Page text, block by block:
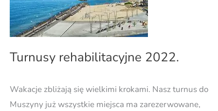
Turnusy rehabilitacyjne 2022.
Wakacje zbliżają się wielkimi krokami. Nasz turnus do
Muszyny już wszystkie miejsca ma zarezerwowane,